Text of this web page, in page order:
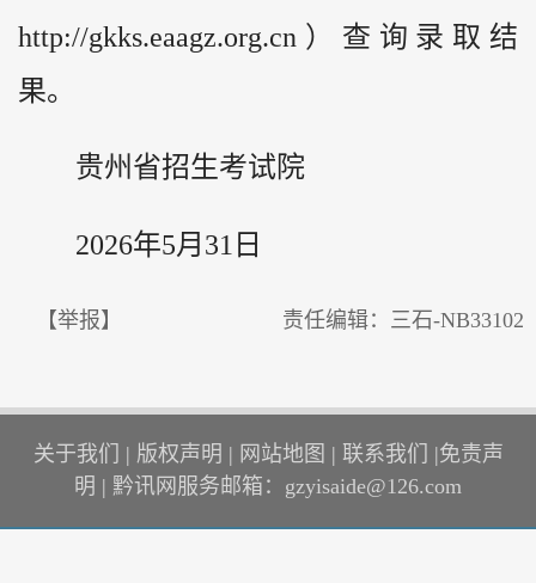
http://gkks.eaagz.org.cn）查询录取结
果。
贵州省招生考试院
2026年5月31日
【举报】 责任编辑：三石-NB33102
关于我们 | 版权声明 | 网站地图 | 联系我们 |免责声
明 | 黔讯网服务邮箱：gzyisaide@126.com